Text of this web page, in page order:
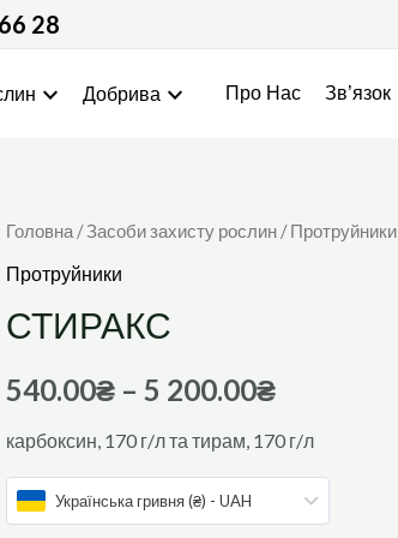
28
expand_more Добриваexpand_more Про Нас Зв’язок
Головна /Засоби захисту рослин /Протруйники
Протруйники
СТИРАКС
540.00₴ – 5 200.00₴
карбоксин, 170 г/л та тирам, 170 г/л
Українська гривня (₴) - UAH
СТИРАКС
кількість